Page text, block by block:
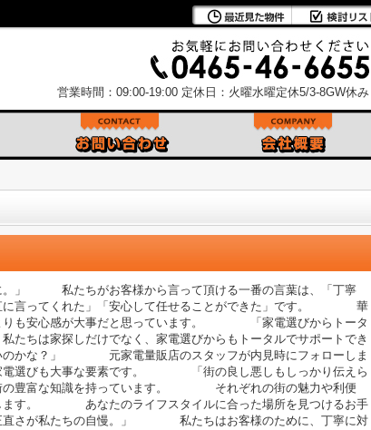
営業時間：09:00-19:00 定休日：火曜水曜定休5/3-8GW休み
。」 私たちがお客様から言って頂ける一番の言葉は、「丁寧
直に言ってくれた」「安心して任せることができた」です。 華
よりも安心感が大事だと思っています。 「家電選びからトータ
は家探しだけでなく、家電選びからもトータルでサポートでき
な？」 元家電量販店のスタッフが内見時にフォローしま
びも大事な要素です。 「街の良し悪しもしっかり伝えら
富な知識を持っています。 それぞれの街の魅力や利便
します。 あなたのライフスタイルに合った場所を見つけるお手
が私たちの自慢。」 私たちはお客様のために、丁寧に対